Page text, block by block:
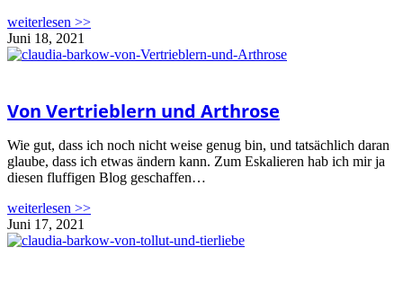
weiterlesen >>
Juni 18, 2021
Von Vertrieblern und Arthrose
Wie gut, dass ich noch nicht weise genug bin, und tatsächlich daran
glaube, dass ich etwas ändern kann. Zum Eskalieren hab ich mir ja
diesen fluffigen Blog geschaffen…
weiterlesen >>
Juni 17, 2021